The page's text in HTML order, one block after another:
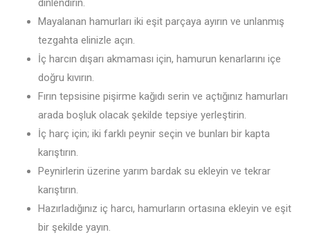
dinlendirin.
Mayalanan hamurları iki eşit parçaya ayırın ve unlanmış
tezgahta elinizle açın.
İç harcın dışarı akmaması için, hamurun kenarlarını içe
doğru kıvırın.
Fırın tepsisine pişirme kağıdı serin ve açtığınız hamurları
arada boşluk olacak şekilde tepsiye yerleştirin.
İç harç için; iki farklı peynir seçin ve bunları bir kapta
karıştırın.
Peynirlerin üzerine yarım bardak su ekleyin ve tekrar
karıştırın.
Hazırladığınız iç harcı, hamurların ortasına ekleyin ve eşit
bir şekilde yayın.